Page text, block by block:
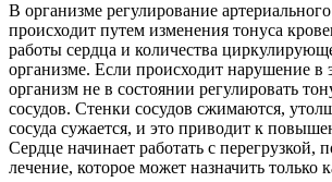
В организме регулирование
происходит путем изменения тонуса
работы сердца и количества
организме. Если происходит нарушение в
организм не в состоянии регулировать
сосудов. Стенки сосудов сжимаются,
сосуда сужается, и это приводит к
Сердце начинает работать с перегрузкой,
лечение, которое может назначить только